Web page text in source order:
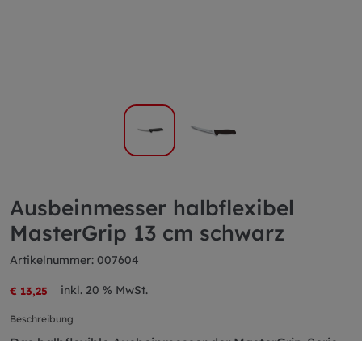
Ausbeinmesser halbflexibel
MasterGrip 13 cm schwarz
Artikelnummer: 007604
€ 13,25 inkl. 20 % MwSt.
Beschreibung